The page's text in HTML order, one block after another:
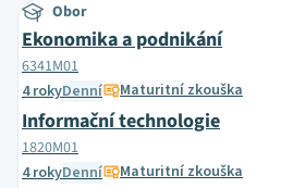
Obor
Ekonomika a podnikání
6341M01
4 rokyDenní Maturitní zkouška
Informační technologie
1820M01
4 rokyDenní Maturitní zkouška